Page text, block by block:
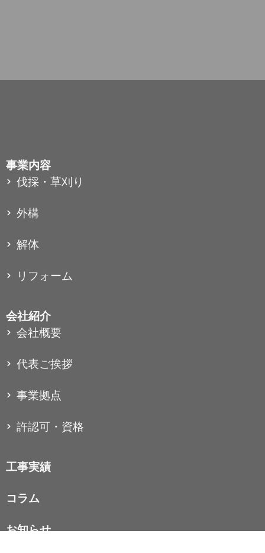
事業内容
伐採・草刈り
外構
解体
リフォーム
会社紹介
会社概要
代表ご挨拶
事業拠点
許認可・資格
工事実績
コラム
お知らせ